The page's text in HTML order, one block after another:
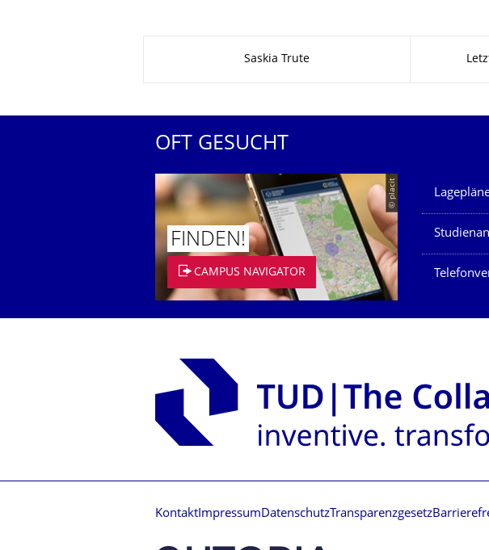
Saskia Trute
OFT GESUCHT
© placit
FINDEN!
CAMPUS NAVIGATOR
Unsere
Kontakt Impressum DatenschutzTransparenzgesetz